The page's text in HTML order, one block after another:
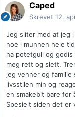
Caped
Skrevet 12.
Jeg sliter med at jeg
noe i munnen hele
ha potetgull og godis
meg rett og slett.
jeg venner og
livsstilen min og
en smakebit bare for
Spesielt siden det er